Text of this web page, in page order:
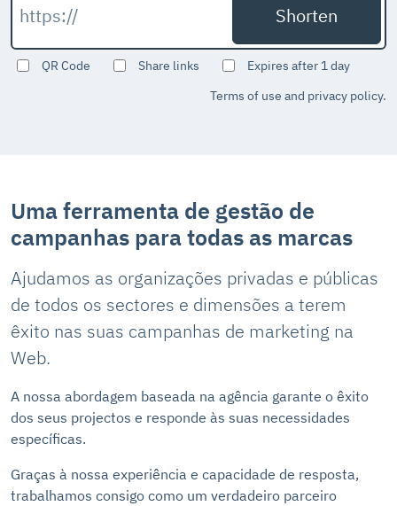
QR Code Share links
Expires after 1 day
Terms of use and privacy policy.
Uma ferramenta de gestão de
campanhas para todas as marcas
Ajudamos as organizações privadas e públicas
de todos os sectores e dimensões a terem
êxito nas suas campanhas de marketing na
Web.
A nossa abordagem baseada na agência garante o êxito
dos seus projectos e responde às suas necessidades
específicas.
Graças à nossa experiência e capacidade de resposta,
trabalhamos consigo como um verdadeiro parceiro